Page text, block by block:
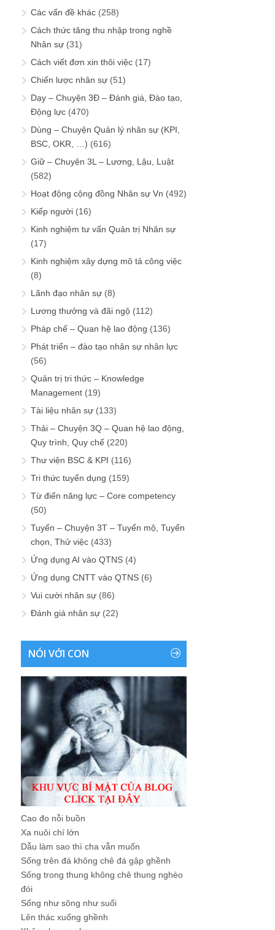
Các vấn đề khác (258)
Cách thức tăng thu nhập trong nghề
Nhân sự (31)
Cách viết đơn xin thôi việc (17)
Chiến lược nhân sự (51)
Dạy – Chuyện 3Đ – Đánh giá, Đào tạo,
Động lực (470)
Dùng – Chuyện Quản lý nhân sự (KPI,
BSC, OKR, …) (616)
Giữ – Chuyện 3L – Lương, Lậu, Luật
(582)
Hoạt động cộng đồng Nhân sự Vn (492)
Kiếp người (16)
Kinh nghiệm tư vấn Quản trị Nhân sự
(17)
Kinh nghiệm xây dựng mô tả công việc
(8)
Lãnh đạo nhân sự (8)
Lương thưởng và đãi ngộ (112)
Pháp chế – Quan hệ lao động (136)
Phát triển – đào tạo nhân sự nhân lực
(56)
Quản trị tri thức – Knowledge
Management (19)
Tài liệu nhân sự (133)
Thải – Chuyện 3Q – Quan hệ lao động,
Quy trình, Quy chế (220)
Thư viện BSC & KPI (116)
Tri thức tuyển dụng (159)
Từ điển năng lực – Core competency
(50)
Tuyển – Chuyện 3T – Tuyển mộ, Tuyển
chọn, Thử việc (433)
Ứng dụng AI vào QTNS (4)
Ứng dụng CNTT vào QTNS (6)
Vui cười nhân sự (86)
Đánh giá nhân sự (22)
NÓI VỚI CON
Cao đo nỗi buồn
Xa nuôi chí lớn
Dẫu làm sao thì cha vẫn muốn
Sống trên đá không chê đá gập ghềnh
Sống trong thung không chê thung nghèo
đói
Sống như sông như suối
Lên thác xuống ghềnh